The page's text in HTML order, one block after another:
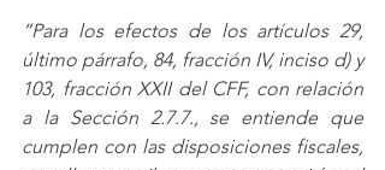
“Para los efectos de los artículos 29,
último párrafo, 84, fracción IV, inciso d) y
103, fracción XXII del CFF, con relación
a la Sección 2.7.7., se entiende que
cumplen con las disposiciones fiscales,